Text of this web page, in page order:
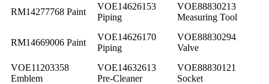
RM14277768 Paint
VOE14626153
Piping
VOE88830213
Measuring Tool
RM14669006 Paint
VOE14626170
Piping
VOE88830294
Valve
VOE11203358
Emblem
VOE14632613
Pre-Cleaner
VOE88830121
Socket